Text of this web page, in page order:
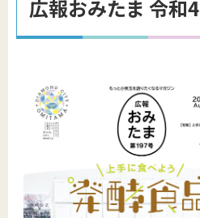
広報おみたま 令和